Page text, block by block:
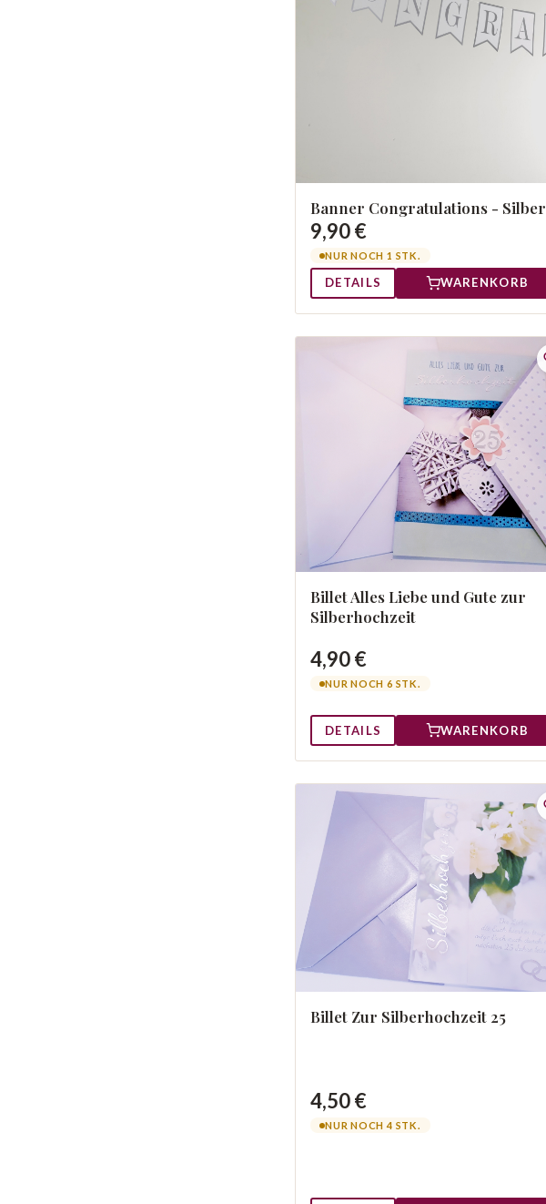
Banner Congratulations - Silber
9,90 €
NUR NOCH 1 STK.
DETAILS WARENKORB
Billet Alles Liebe und Gute zur
Silberhochzeit
4,90 €
NUR NOCH 6 STK.
DETAILS WARENKORB
Billet Zur Silberhochzeit 25
4,50 €
NUR NOCH 4 STK.